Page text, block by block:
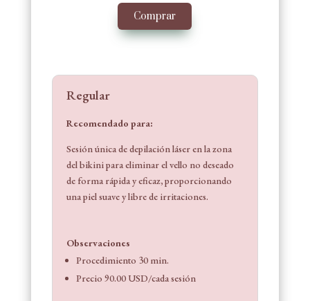
Comprar
Regular
Recomendado para:
Sesión única de depilación láser en la zona
del bikini para eliminar el vello no deseado
de forma rápida y eficaz, proporcionando
una piel suave y libre de irritaciones.
Observaciones
Procedimiento 30 min.
Precio 90.00 USD/cada sesión